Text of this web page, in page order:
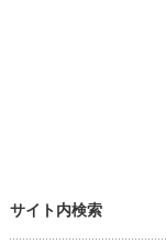
サイト内検索